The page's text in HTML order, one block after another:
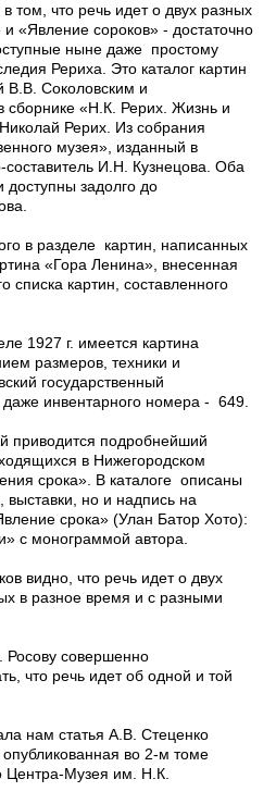
том, что речь идет о двух разных
«Явление сороков» - достаточно
ныне даже простому
Рериха. Это каталог картин
В.В. Соколовским и
сборнике «Н.К. Рерих. Жизнь и
Рерих. Из собрания
музея», изданный в
И.Н. Кузнецова. Оба
доступны задолго до
в разделе картин, написанных
«Гора Ленина», внесенная
списка картин, составленного
1927 г. имеется картина
размеров, техники и
государственный
инвентарного номера - 649.
приводится подробнейший
в Нижегородском
срока». В каталоге описаны
выставки, но и надпись на
срока» (Улан Батор Хото):
с монограммой автора.
видно, что речь идет о двух
в разное время и с разными
совершенно
что речь идет об одной и той
нам статья А.В. Стеценко
во 2-м томе
Центра-Музея им. Н.К.